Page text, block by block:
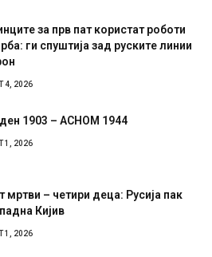
за прв пат користат роботи
ги спуштија зад руските линии
4, 2026
1903 – АСНОМ 1944
1, 2026
мртви – четири деца: Русија пак
Кијив
1, 2026